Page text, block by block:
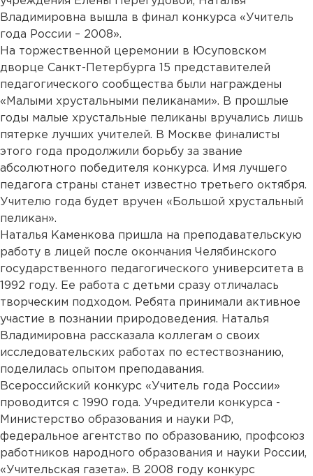
Владимировна вышла в финал конкурса «Учитель
года России – 2008».
На торжественной церемонии в Юсуповском
дворце Санкт-Петербурга 15 представителей
педагогического сообщества были награждены
«Малыми хрустальными пеликанами». В прошлые
годы малые хрустальные пеликаны вручались лишь
пятерке лучших учителей. В Москве финалисты
этого года продолжили борьбу за звание
абсолютного победителя конкурса. Имя лучшего
педагога страны станет известно третьего октября.
Учителю года будет вручен «Большой хрустальный
пеликан».
Наталья Каменкова пришла на преподавательскую
работу в лицей после окончания Челябинского
государственного педагогического университета в
1992 году. Ее работа с детьми сразу отличалась
творческим подходом. Ребята принимали активное
участие в познании природоведения. Наталья
Владимировна рассказала коллегам о своих
исследовательских работах по естествознанию,
поделилась опытом преподавания.
Всероссийский конкурс «Учитель года России»
проводится с 1990 года. Учредители конкурса -
Министерство образования и науки РФ,
федеральное агентство по образованию, профсоюз
работников народного образования и науки России,
«Учительская газета». В 2008 году конкурс